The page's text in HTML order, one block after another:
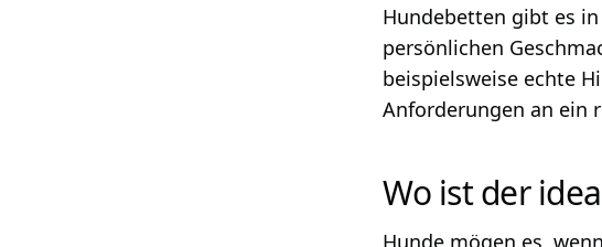
Hundebetten gibt es
persönlichen
beispielsweise echte
Anforderungen an ein
Wo ist der
Hunde mögen es,